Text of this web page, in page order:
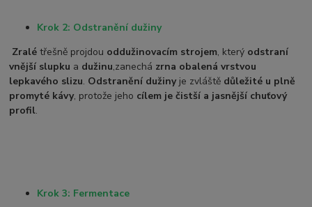
Krok 2: Odstranění dužiny
Zralé třešně projdou oddužinovacím strojem, který odstraní
vnější slupku a dužinu,zanechá zrna obalená vrstvou
lepkavého slizu. Odstranění dužinyje zvláště důležité u plně
promyté kávy, protože jeho cílem je čistší a jasnější chuťový
profil.
Krok 3: Fermentace